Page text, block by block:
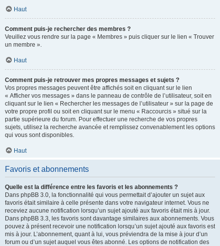
Haut
Comment puis-je rechercher des membres ?
Veuillez vous rendre sur la page « Membres » puis cliquer sur le lien « Trouver
un membre ».
Haut
Comment puis-je retrouver mes propres messages et sujets ?
Vos propres messages peuvent être affichés soit en cliquant sur le lien
« Afficher vos messages » dans le panneau de contrôle de l’utilisateur, soit en
cliquant sur le lien « Rechercher les messages de l’utilisateur » sur la page de
votre propre profil ou soit en cliquant sur le menu « Raccourcis » situé sur la
partie supérieure du forum. Pour effectuer une recherche de vos propres
sujets, utilisez la recherche avancée et remplissez convenablement les options
qui vous sont disponibles.
Haut
Favoris et abonnements
Quelle est la différence entre les favoris et les abonnements ?
Dans phpBB 3.0, la fonctionnalité qui vous permettait d’ajouter un sujet aux
favoris était similaire à celle présente dans votre navigateur internet. Vous ne
receviez aucune notification lorsqu’un sujet ajouté aux favoris était mis à jour.
Dans phpBB 3.3, les favoris sont davantage similaires aux abonnements. Vous
pouvez à présent recevoir une notification lorsqu’un sujet ajouté aux favoris est
mis à jour. L’abonnement, quant à lui, vous préviendra de la mise à jour d’un
forum ou d’un sujet auquel vous êtes abonné. Les options de notification des